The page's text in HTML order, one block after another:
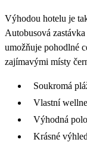
Výhodou hotelu je
Autobusová
umožňuje pohodlné
zajímavými místy
Soukromá
Vlastní
Výhodná
Krásné